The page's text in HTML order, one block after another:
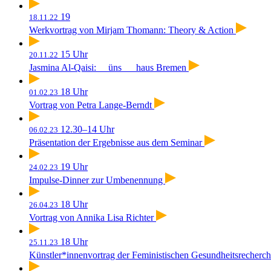
18.11.22 19
Werkvortrag von Mirjam Thomann: Theory & Action
20.11.22 15 Uhr
Jasmina Al-Qaisi: __üns___haus Bremen
01.02.23 18 Uhr
Vortrag von Petra Lange-Berndt
06.02.23 12.30–14 Uhr
Präsentation der Ergebnisse aus dem Seminar
24.02.23 19 Uhr
Impulse-Dinner zur Umbenennung
26.04.23 18 Uhr
Vortrag von Annika Lisa Richter
25.11.23 18 Uhr
Künstler*innenvortrag der Feministischen